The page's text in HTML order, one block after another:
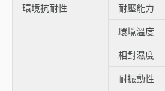
環境抗耐性
耐壓能力
環境溫度
相對濕度
耐振動性